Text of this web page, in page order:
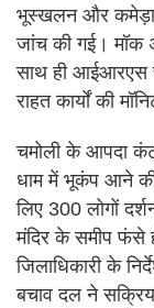
भूस्खलन और कमेड़ा में
जांच की गई। मॉक
साथ ही आईआरएस
राहत कार्यों की
चमोली के आपदा
धाम में भूकंप आने की
लिए 300 लोगों
मंदिर के समीप फंसे
जिलाधिकारी के
बचाव दल ने